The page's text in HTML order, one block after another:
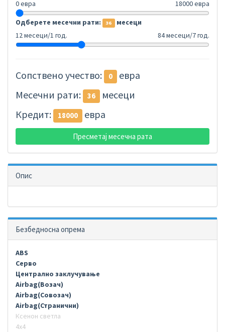
0 евра
18000 евра
Одберете месечни рати: 36 месеци
12 месеци/1 год.
84 месеци/7 год.
Сопствено учество: 0
евра
Месечни рати:
36
месеци
Кредит:
18000 евра
Пресметај месечна рата
Опис
Безбедносна опрема
ABS
Серво
Централно заклучување
Airbag(Возач)
Airbag(Совозач)
Airbag(Странични)
Ксенон светла
4х4